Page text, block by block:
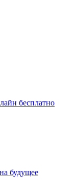
бесплатно
будущее